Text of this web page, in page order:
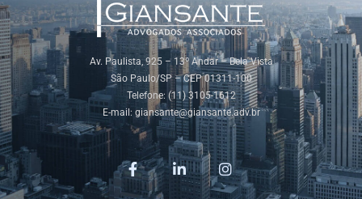
Av. Paulista, 925 – 13º Andar – Bela Vista
São Paulo/SP – CEP 01311-100
Telefone: (11) 3105-1612
E-mail: giansante@giansante.adv.br